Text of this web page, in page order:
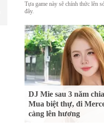
Tựa game này sẽ chính thức lên
đây.
DJ Mie sau 3 năm
Mua biệt thự, đi
càng lên hương